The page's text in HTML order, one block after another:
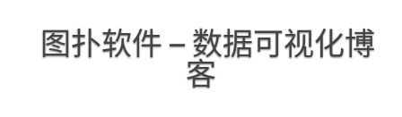
图扑软件 – 数据可视化博
客